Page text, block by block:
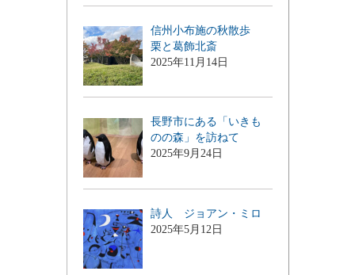
信州小布施の秋散歩
栗と葛飾北斎
2025年11月14日
長野市にある「いきも
のの森」を訪ねて
2025年9月24日
詩人 ジョアン・ミロ
2025年5月12日